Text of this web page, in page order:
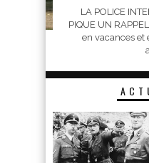
LA POLICE
PIQUE UN
en vacances et